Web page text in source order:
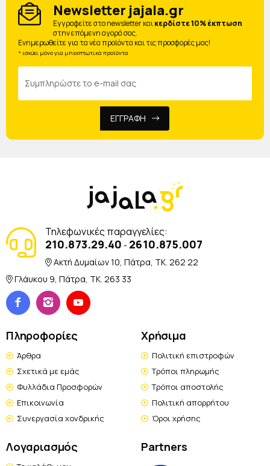
Newsletter jajala.gr
Eγγραφείτε στο newsletter καικερδίστε 10% έκπτωση
στην επόμενη αγορά σας.
Ενημερωθείτε για τα νέα προϊόντα και τις προσφορές μας!
* ισχύει μόνο για μη εκπτωτικά προϊόντα
ΕΓΓΡΑΦΗ
Τηλεφωνικές παραγγελίες:
210.873.29.40 - 2610.875.007
Ακτή Δυμαίων 10, Πάτρα, TK. 262 22
Γλάυκου 9, Πάτρα, TK. 263 33
Πληροφορίες
Άρθρα
Σχετικά με εμάς
Φυλλάδια Προσφορών
Επικοινωνία
Συνεργασία χονδρικής
Χρήσιμα
Πολιτική επιστροφών
Τρόποι πληρωμής
Τρόποι αποστολής
Πολιτική απορρήτου
Όροι χρήσης
Λογαριασμός Partners